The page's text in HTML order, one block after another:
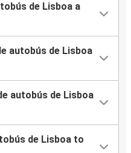
de Lisboa a
autobús de Lisboa
autobús de Lisboa
de Lisboa to